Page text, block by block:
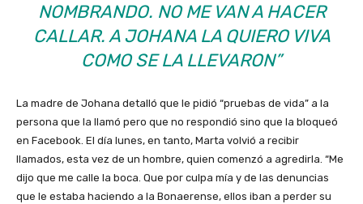
NOMBRANDO. NO ME VAN A HACER
CALLAR. A JOHANA LA QUIERO VIVA
COMO SE LA LLEVARON”
La madre de Johana detalló que le pidió “pruebas de vida” a la
persona que la llamó pero que no respondió sino que la bloqueó
en Facebook. El día lunes, en tanto, Marta volvió a recibir
llamados, esta vez de un hombre, quien comenzó a agredirla. “Me
dijo que me calle la boca. Que por culpa mía y de las denuncias
que le estaba haciendo a la Bonaerense, ellos iban a perder su